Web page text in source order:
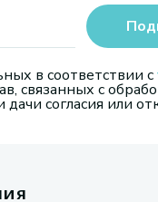
в соответствии с
связанных с
согласия или